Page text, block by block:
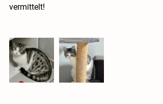
vermittelt!